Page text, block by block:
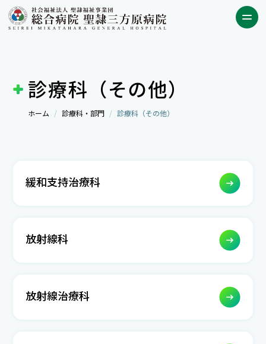
診療科（その他）
ホーム 診療科・部門 診療科（その他）
緩和支持治療科
放射線科
放射線治療科